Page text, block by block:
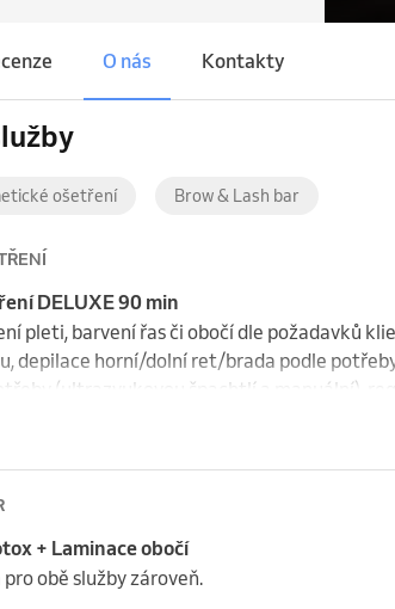
O nás Kontakty
ošetření Brow & Lash bar
DELUXE 90 min
pleti, barvení řas či obočí dle požadavků
depilace horní/dolní ret/brada podle
(ultrazvukovou špachtlí a manuální),
séra, luxusní  maska dle typu pleti,
okolí, rty.
ošetření je prováděno kvalitní
volíme vždy podle aktuálních potřeb
+ Laminace obočí
obě služby zároveň.